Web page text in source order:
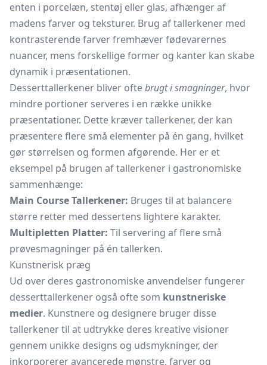
enten i porcelæn, stentøj eller glas, afhænger af
madens farver og teksturer. Brug af tallerkener med
kontrasterende farver fremhæver fødevarernes
nuancer, mens forskellige former og kanter kan skabe
dynamik i præsentationen.
Desserttallerkener bliver oftebrugt i smagninger, hvor
mindre portioner serveres i en række unikke
præsentationer. Dette kræver tallerkener, der kan
præsentere flere små elementer på én gang, hvilket
gør størrelsen og formen afgørende. Her er et
eksempel på brugen af tallerkener i gastronomiske
sammenhænge:
Main Course Tallerkener: Bruges til at balancere
større retter med dessertens lightere karakter.
Multipletten Platter: Til servering af flere små
prøvesmagninger på én tallerken.
Kunstnerisk præg
Ud over deres gastronomiske anvendelser fungerer
desserttallerkener også ofte som kunstneriske
medier. Kunstnere og designere bruger disse
tallerkener til at udtrykke deres kreative visioner
gennem unikke designs og udsmykninger, der
inkorporerer avancerede mønstre, farver og